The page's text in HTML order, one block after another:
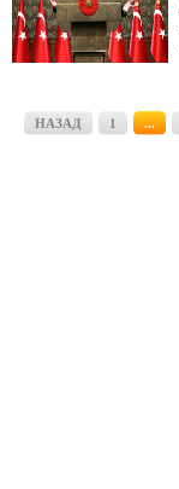
НАЗАД 1 ...